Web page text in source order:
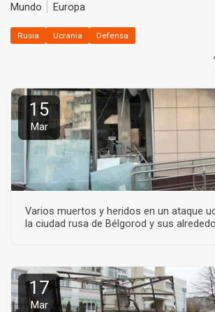
Mundo Europa
Rusia Ucrania Defensa
15
Mar
Varios muertos y heridos en un ataque
la ciudad rusa de Bélgorod y sus
17
Mar